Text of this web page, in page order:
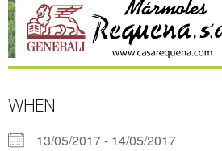
WHEN
13/05/2017 - 14/05/2017